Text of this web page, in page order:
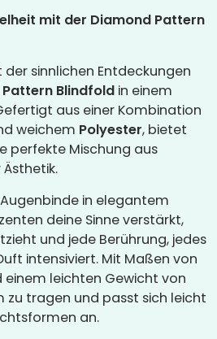
mit der Diamond Pattern
der sinnlichen Entdeckungen
Blindfold in einem
aus einer Kombination
weichem Polyester, bietet
perfekte Mischung aus
in elegantem
deine Sinne verstärkt,
und jede Berührung, jedes
intensiviert. Mit Maßen von
einem leichten Gewicht von
zu tragen und passt sich leicht
an.